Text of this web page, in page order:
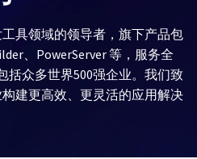
具领域的领导者，旗下产品包
、PowerServer 等，服务全
括众多世界500强企业。我们致
建更高效、更灵活的应用解决